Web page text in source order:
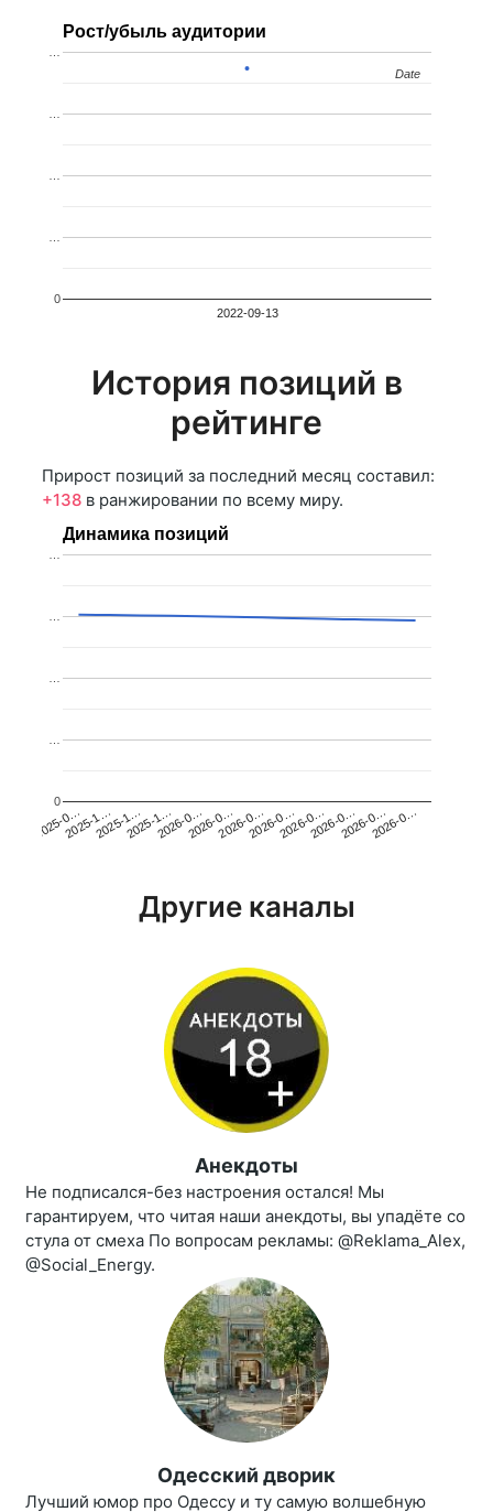
Рост/убыль аудитории
2022-09-13
0
…
…
…
…
Date
Date
История позиций в
рейтинге
Прирост позиций за последний месяц составил:
+138 в ранжировании по всему миру.
Динамика позиций
2025-0…2025-1…2025-1…2025-1…2026-0…2026-0…2026-0…2026-0…2026-0…2026-0…2026-0…2026-0…
0
…
…
…
…
Другие каналы
Анекдоты
Не подписался-без настроения остался! Мы
гарантируем, что читая наши анекдоты, вы упадёте со
стула от смеха По вопросам рекламы: @Reklama_Alex,
@Social_Energy.
Одесский дворик
Лучший юмор про Одессу и ту самую волшебную